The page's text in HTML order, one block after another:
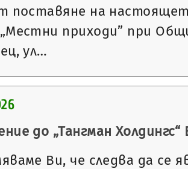
поставяне на
приходи” при
ул…
до „Тангман Холдингс“
Ви, че следва да се